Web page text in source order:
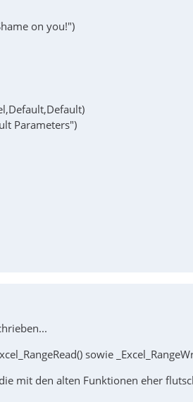
on you!")
Parameters")
sowie
mit den alten Funktionen eher